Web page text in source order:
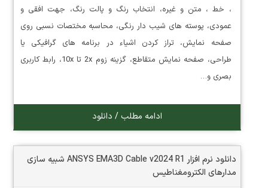
، خط ، متن و غیره، انتخاب رنگ و پالت رنگ، جهت افقی و
عمودی، پوسته های شیب دار رنگی، محاسبه مختصات نسبی روی
صفحه نمایش، تراز کردن اشیاء در برنامه های گرافیکی یا
طراحی، صفحه نمایش متقاطع، گزینه زوم 2x تا 10x، رابط کاربری
بصری و…
ادامه مطلب / دانلود
دانلود نرم افزار ANSYS EMA3D Cable v2024 R1 شبیه سازی
مدارهای الکترومغناطیس